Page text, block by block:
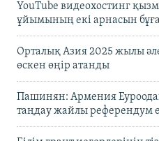
YouTube видеохостинг
ұйымының екі арнасын
Орталық Азия 2025 жылы
өскен өңір атанды
Пашинян: Армения
таңдау жайлы референдум